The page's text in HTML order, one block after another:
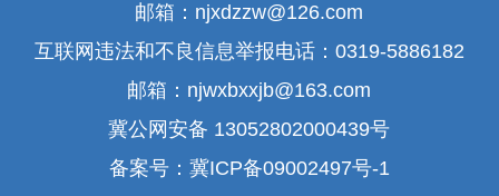
邮箱：njxdzzw@126.com
互联网违法和不良信息举报电话：0319-5886182
邮箱：njwxbxxjb@163.com
冀公网安备 13052802000439号
备案号：冀ICP备09002497号-1